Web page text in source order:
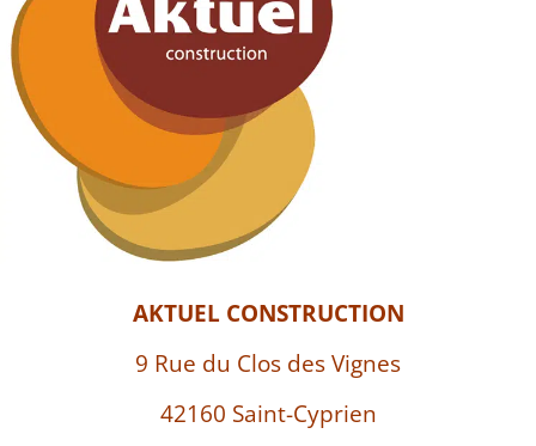
AKTUEL CONSTRUCTION
9 Rue du Clos des Vignes
42160 Saint-Cyprien